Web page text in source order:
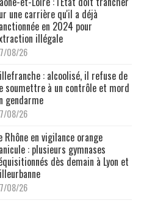
une carrière qu'il a déjà
en 2024 pour
illégale
08/26
: alcoolisé, il refuse de
soumettre à un contrôle et mord
gendarme
08/26
Rhône en vigilance orange
: plusieurs gymnases
dès demain à Lyon et
08/26